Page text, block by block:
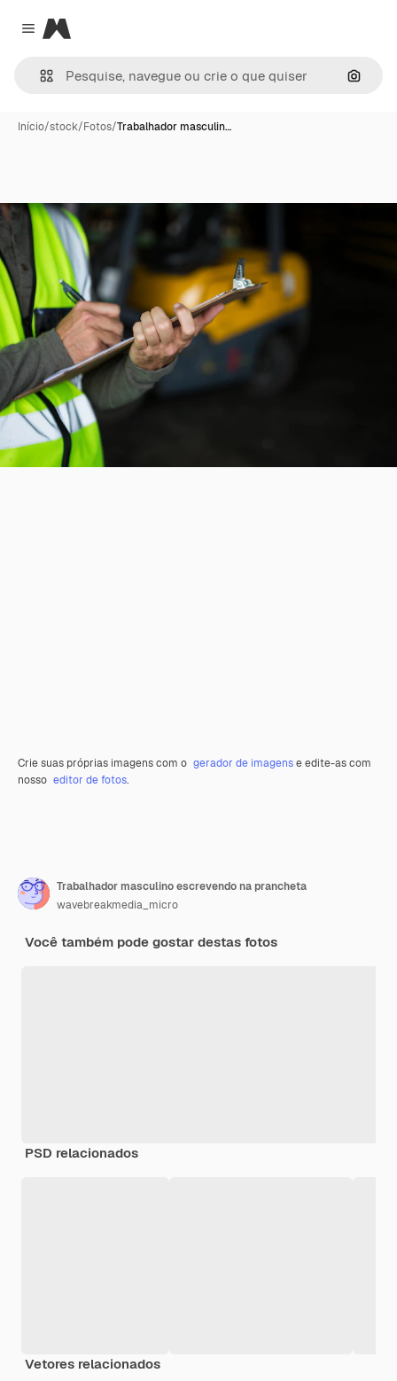
Close menu
Magnific
Início/stock/Fotos/Trabalhador masculin…
Crie suas próprias imagens com o gerador de imagense edite-as com
nosso editor de fotos.
Trabalhador masculino escrevendo na prancheta
wavebreakmedia_micro
Você também pode gostar destas fotos
PSD relacionados
Vetores relacionados